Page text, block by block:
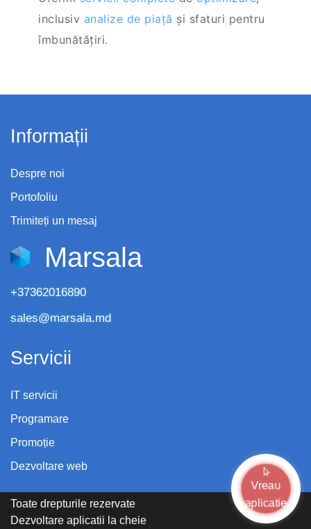
inclusiv analize de piață și sfaturi pentru
îmbunătățiri.
Informații
Despre noi
Portofoliu
Trimiteți un mesaj
Marsala
+37362016890
sales@marsala.md
Servicii
IT servicii
Programare
Promoție
Dezvoltare web
Vreau
aplicatie
Toate drepturile rezervate
Dezvoltare aplicatii la cheie